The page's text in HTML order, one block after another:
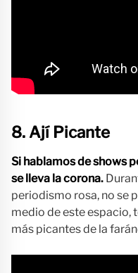
8. Ají Picante
Si hablamos de shows
se lleva la corona.
periodismo rosa, no se
medio de este espacio,
más picantes de la